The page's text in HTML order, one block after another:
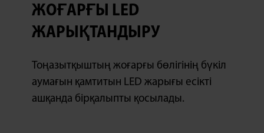
ЖОҒАРҒЫ LED
ЖАРЫҚТАНДЫРУ
Тоңазытқыштың жоғарғы бөлігінің бүкіл
аумағын қамтитын LED жарығы есікті
ашқанда бірқалыпты қосылады.